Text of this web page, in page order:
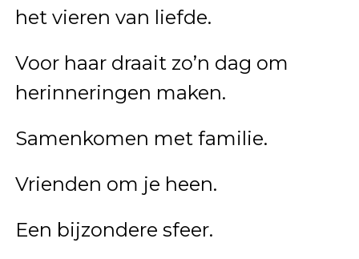
het vieren van liefde.
Voor haar draait zo’n dag om
herinneringen maken.
Samenkomen met familie.
Vrienden om je heen.
Een bijzondere sfeer.